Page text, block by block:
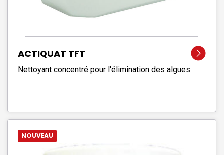
ACTIQUAT TFT
Nettoyant concentré pour l'élimination des algues
NOUVEAU